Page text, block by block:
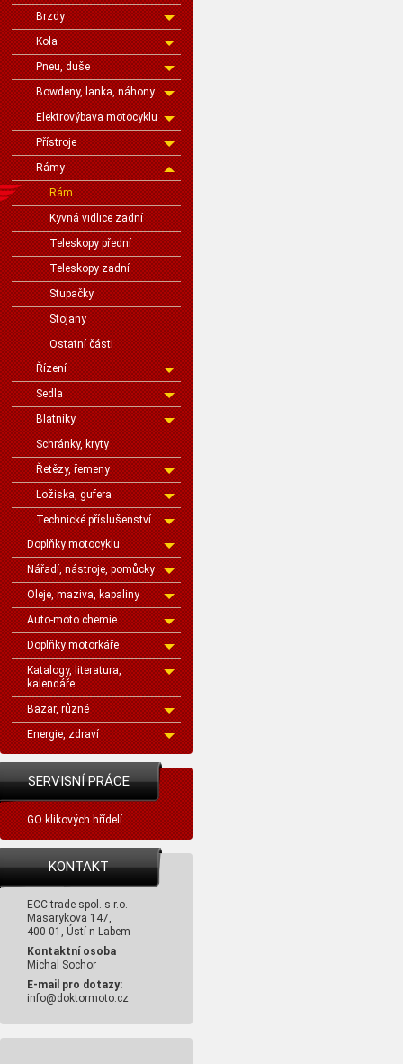
Brzdy
Kola
Pneu, duše
Bowdeny, lanka, náhony
Elektrovýbava motocyklu
Přístroje
Rámy
Rám
Kyvná vidlice zadní
Teleskopy přední
Teleskopy zadní
Stupačky
Stojany
Ostatní části
Řízení
Sedla
Blatníky
Schránky, kryty
Řetězy, řemeny
Ložiska, gufera
Technické příslušenství
Doplňky motocyklu
Nářadí, nástroje, pomůcky
Oleje, maziva, kapaliny
Auto-moto chemie
Doplňky motorkáře
Katalogy, literatura,
kalendáře
Bazar, různé
Energie, zdraví
SERVISNÍ PRÁCE
GO klikových hřídelí
KONTAKT
ECC trade spol. s r.o.
Masarykova 147,
400 01, Ústí n Labem
Kontaktní osoba
Michal Sochor
E-mail pro dotazy:
info@doktormoto.cz